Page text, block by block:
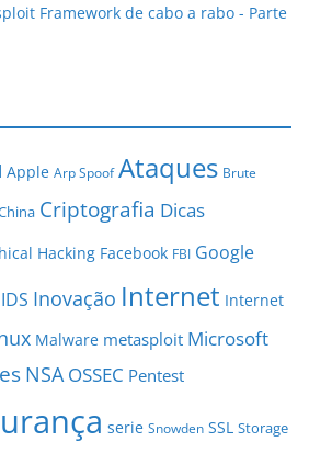
Framework de cabo a rabo - Parte
Apple Arp Spoof Ataques Brute
Criptografia Dicas
Hacking Facebook FBI Google
IDS Inovação Internet Internet
Malware metasploit Microsoft
NSA OSSEC Pentest
serie Snowden SSL Storage